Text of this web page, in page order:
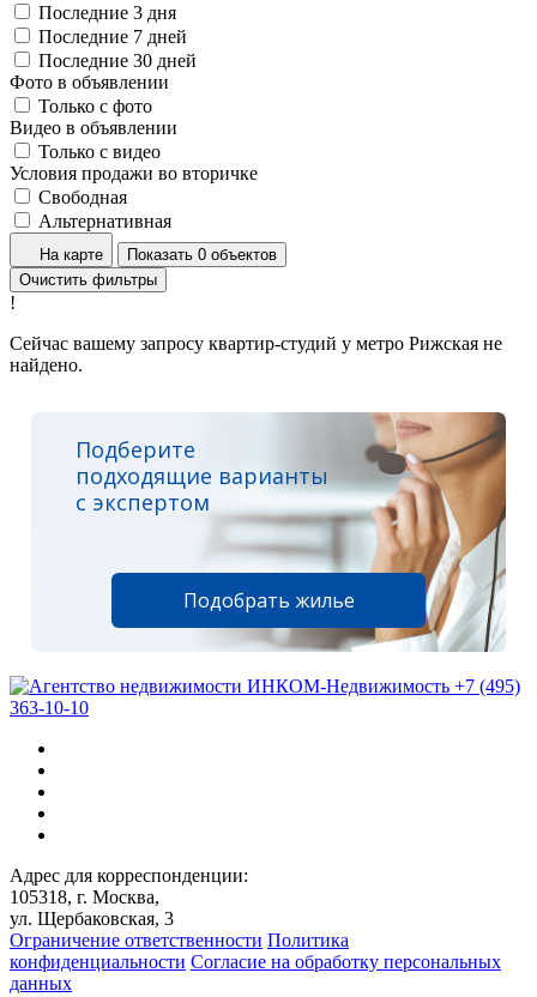
Последние 3 дня
Последние 7 дней
Последние 30 дней
Фото в объявлении
Только с фото
Видео в объявлении
Только с видео
Условия продажи во вторичке
Свободная
Альтернативная
На карте
Показать 0 объектов
Очистить фильтры
!
Сейчас вашему запросу квартир-студий у метро Рижская не
найдено.
Подберите
подходящие варианты
с экспертом
Подобрать жилье
+7 (495)
363-10-10
Адрес для корреспонденции:
105318, г. Москва,
ул. Щербаковская, 3
Ограничение ответственности Политика
конфиденциальности Согласие на обработку персональных
данных